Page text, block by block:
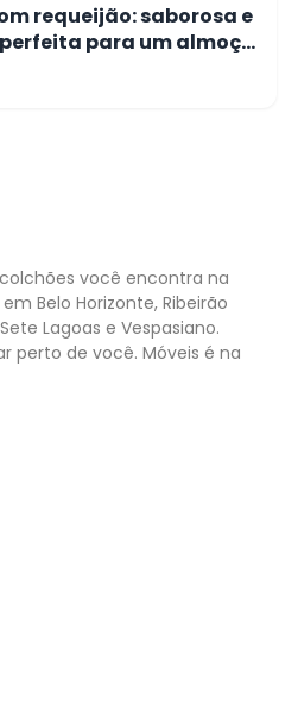
requeijão: saborosa e
para um almoço
você encontra na
Belo Horizonte, Ribeirão
Lagoas e Vespasiano.
perto de você. Móveis é na